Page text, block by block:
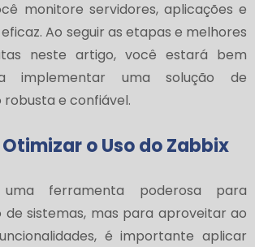
monitore servidores, aplicações e
Ao seguir as etapas e melhores
neste artigo, você estará bem
implementar uma solução de
e confiável.
o Uso do Zabbix
ferramenta poderosa para
sistemas, mas para aproveitar ao
é importante aplicar